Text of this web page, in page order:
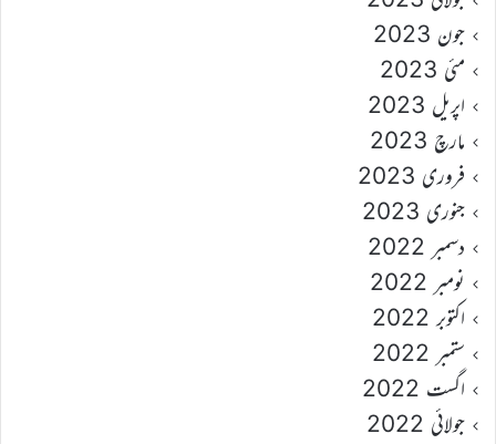
جون 2023
مئی 2023
اپریل 2023
مارچ 2023
فروری 2023
جنوری 2023
دسمبر 2022
نومبر 2022
اکتوبر 2022
ستمبر 2022
اگست 2022
جولائی 2022